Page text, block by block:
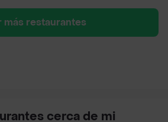
más restaurantes
cerca de mi